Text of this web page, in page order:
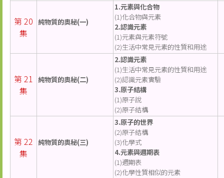
第 20
集
純物質的奧秘(一)
1.元素與化合物
(1)化合物與元素
2.認識元素
(1)元素與元素符號
(2)生活中常見元素的性質和用途
第 21
集
純物質的奧秘(二)
2.認識元素
(1)生活中常見元素的性質和用途
(2)認識元素實驗
3.原子結構
(1)原子說
(2)原子結構
第 22
集
純物質的奧秘(三)
3.原子的世界
(2)原子結構
(3)化學式
4.元素與週期表
(1)週期表
(2)化學性質相似的元素